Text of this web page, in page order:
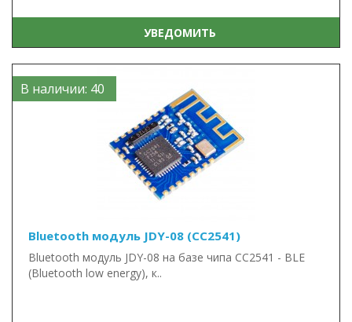
УВЕДОМИТЬ
В наличии: 40
Bluetooth модуль JDY-08 (CC2541)
Bluetooth модуль JDY-08 на базе чипа CC2541 - BLE
(Bluetooth low energy), к..